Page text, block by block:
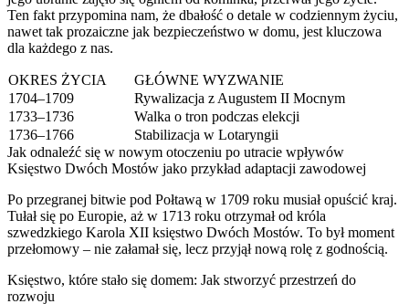
Ten fakt przypomina nam, że dbałość o detale w codziennym życiu,
nawet tak prozaiczne jak bezpieczeństwo w domu, jest kluczowa
dla każdego z nas.
OKRES ŻYCIA
GŁÓWNE WYZWANIE
1704–1709
Rywalizacja z Augustem II Mocnym
1733–1736
Walka o tron podczas elekcji
1736–1766
Stabilizacja w Lotaryngii
Jak odnaleźć się w nowym otoczeniu po utracie wpływów
Księstwo Dwóch Mostów jako przykład adaptacji zawodowej
Po przegranej bitwie pod Połtawą w 1709 roku musiał opuścić kraj.
Tułał się po Europie, aż w 1713 roku otrzymał od króla
szwedzkiego Karola XII księstwo Dwóch Mostów. To był moment
przełomowy – nie załamał się, lecz przyjął nową rolę z godnością.
Księstwo, które stało się domem: Jak stworzyć przestrzeń do
rozwoju